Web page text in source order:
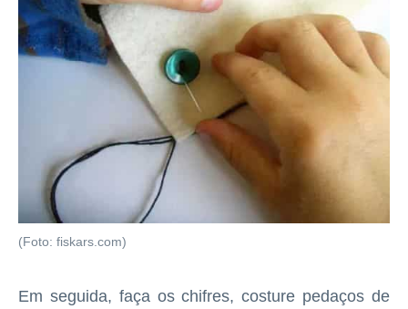
(Foto: fiskars.com)
Em seguida, faça os chifres, costure pedaços de